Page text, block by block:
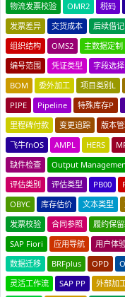
物流发票校验
OMR2 税码
发票差异
交货成本 后续借记
组织结构
OMS2 主数据定制
编号范围
凭证类型 字段选择
BOM
委外加工 项目类别L
PIPE
Pipeline 特殊库存P
里程碑付款
变更追踪 版本
飞牛fnOS
AMPL HERS
缺件检查
Output
评估类别
评估类型 PB00
OBYC
库存估价 文本类型
发票校验
合同参照 履约保
SAP Fiori
应用导航 用户体
数据迁移
BRFplus OPD
灵活工作流
SAP PP 外部加